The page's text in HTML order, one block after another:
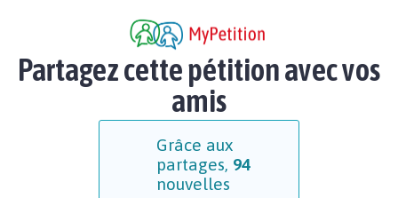
Partagez cette pétition avec vos
amis
Grâce aux
partages, 94
nouvelles